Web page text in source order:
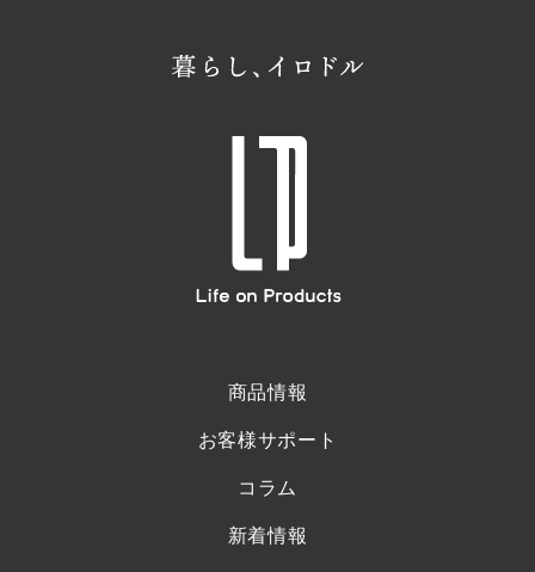
商品情報
お客様サポート
コラム
新着情報